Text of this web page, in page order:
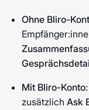
Ohne Bliro-
Mit Bliro-Konto:
zusätzlichAsk